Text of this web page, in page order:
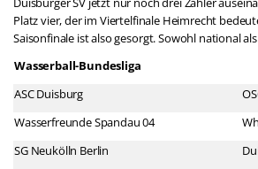
Platz vier, der im Viertelfinale Heimrecht
Saisonfinale ist also gesorgt. Sowohl national
Wasserball-Bundesliga
ASC Duisburg
Wasserfreunde Spandau 04
SG Neukölln Berlin